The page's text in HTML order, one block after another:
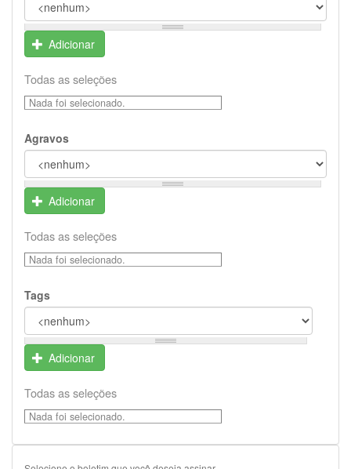
Adicionar
Todas as seleções
Nada foi selecionado.
Agravos
Adicionar
Todas as seleções
Nada foi selecionado.
Tags
Adicionar
Todas as seleções
Nada foi selecionado.